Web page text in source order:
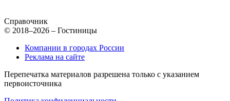
Справочник
© 2018–2026 – Гостиницы
Компании в городах России
Реклама на сайте
Перепечатка материалов разрешена только с указанием
первоисточника